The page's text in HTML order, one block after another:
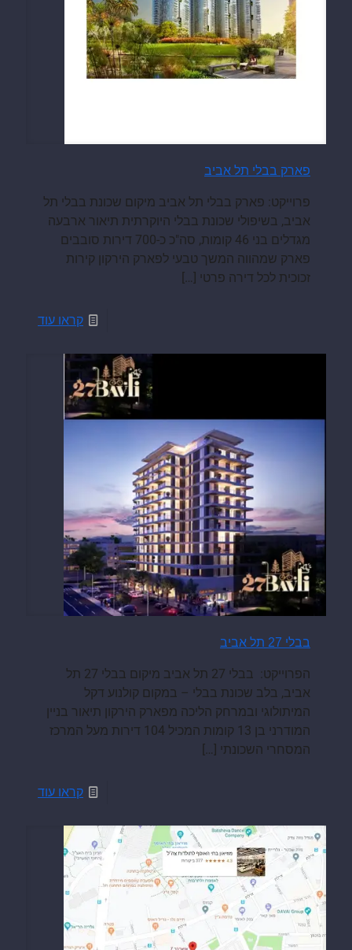
פארק בבלי תל אביב
פרוייקט: פארק בבלי תל אביב מיקום שכונת בבלי תל
אביב, בשיפולי שכונת בבלי היוקרתית תיאור ארבעה
מגדלים בני 46 קומות, סה"כ כ-700 דירות סובבים
פארק שמהווה המשך טבעי לפארק הירקון קירות
זכוכית לכל דירה פרטי […]
קראו עוד
בבלי 27 תל אביב
הפרוייקט: בבלי 27 תל אביב מיקום בבלי 27 תל
אביב, בלב שכונת בבלי – במקום קולנוע דקל
המיתולוגי ובמרחק הליכה מפארק הירקון תיאור בניין
המודרני בן 13 קומות המכיל 104 דירות מעל המרכז
המסחרי השכונתי
[…]
קראו עוד